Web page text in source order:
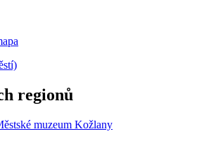
regionů
muzeum Kožlany